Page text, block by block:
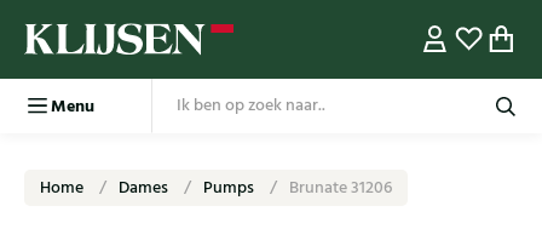
Menu
Home Dames Pumps Brunate 31206